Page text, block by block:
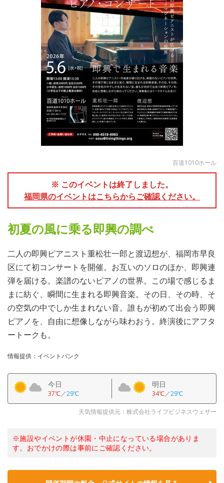
百道1010ホール
※ このイベントは終了しました。
福岡県のイベントはこちらからご確認ください。
初夏の風に乗る即興の調べ
二人の即興ピアニスト重松壮一郎と渡辺想が、福岡市早良
区にて初コンサートを開催。お互いのソロのほか、即興連
弾を届ける。楽譜のないピアノの世界。この場で感じるま
まに紡ぐ、瞬間に生まれる即興音楽。その日、その時、そ
の空気の中でしか生まれない音。誰もが初めて出会う即興
ピアノを、自由に想像しながら味わおう。終演後にアフタ
ートークも。
情報提供：イベントバンク
今日
37℃／29℃
明日
34℃／29℃
天気情報提供元：株式会社ライフビジネスウェザー
※施設やイベントが休園・中止になっている場合がありま
す。おでかけの際は事前にご確認ください。